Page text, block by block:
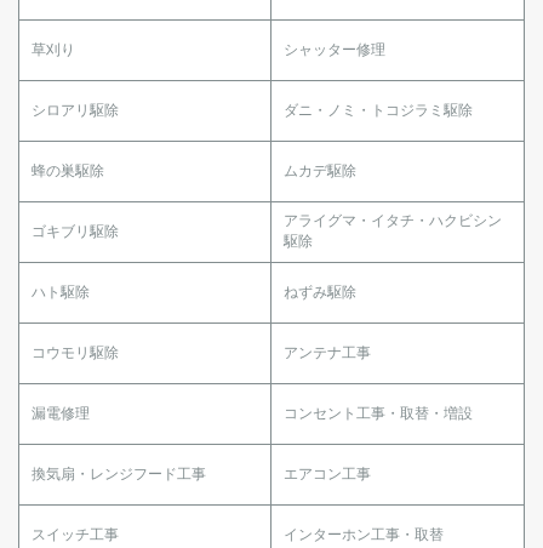
草刈り シャッター修理
シロアリ駆除 ダニ・ノミ・トコジラミ駆除
蜂の巣駆除 ムカデ駆除
ゴキブリ駆除
アライグマ・イタチ・ハクビシン
駆除
ハト駆除 ねずみ駆除
コウモリ駆除 アンテナ工事
漏電修理 コンセント工事・取替・増設
換気扇・レンジフード工事 エアコン工事
スイッチ工事 インターホン工事・取替